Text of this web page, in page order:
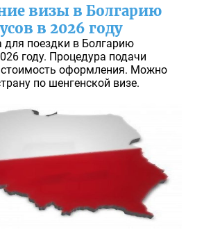
визы в Болгарию
в 2026 году
для поездки в Болгарию
году. Процедура подачи
оформления. Можно
по шенгенской визе.